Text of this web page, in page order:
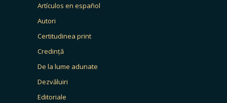
Artículos en español
Autori
Certitudinea print
Credință
De la lume adunate
Dezvăluiri
Editoriale